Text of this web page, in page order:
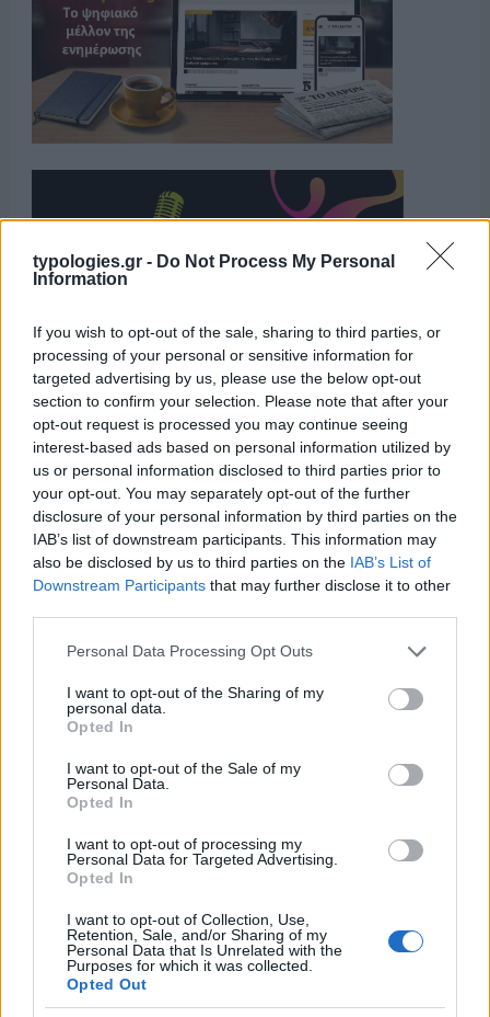
typologies.gr - Do Not Process My Personal
Information
If you wish to opt-out of the sale, sharing to third parties, or
processing of your personal or sensitive information for
targeted advertising by us, please use the below opt-out
section to confirm your selection. Please note that after your
opt-out request is processed you may continue seeing
interest-based ads based on personal information utilized by
us or personal information disclosed to third parties prior to
your opt-out. You may separately opt-out of the further
disclosure of your personal information by third parties on the
IAB’s list of downstream participants. This information may
also be disclosed by us to third parties on the IAB’s List of
Downstream Participants that may further disclose it to other
Please note that this website/app uses one or more Google
not limited to your visit or usage behaviour. You may click to
grant or deny consent to Google and its third-party tags to
use your data for below specified purposes in below Google
consent section.
Personal Data Processing Opt Outs
I want to opt-out of the Sharing of my
personal data.
Opted In
I want to opt-out of the Sale of my
Personal Data.
Opted In
I want to opt-out of processing my
Personal Data for Targeted Advertising.
Opted In
I want to opt-out of Collection, Use,
Retention, Sale, and/or Sharing of my
Personal Data that Is Unrelated with the
Purposes for which it was collected.
Opted Out
Η ΣΤΗΛΗ ΜΑΣ
της Ζωής μας
Οι άνθρωποι, οι αυθεντικές ιστορίες,
πολιτισμός που μας ενώνει κάθε μέρα.
ΓΙΑ ΤΟ ΚΑΛΟΚΑΙΡΙ ΣΟΥ →